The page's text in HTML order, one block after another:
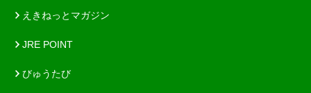
えきねっとマガジン
JRE POINT
びゅうたび